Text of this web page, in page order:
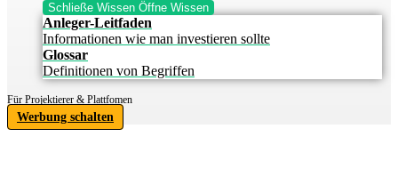
Schließe Wissen Öffne Wissen
Anleger-Leitfaden
Informationen wie man investieren sollte
Glossar
Definitionen von Begriffen
Für Projektierer & Plattfomen
Werbung schalten